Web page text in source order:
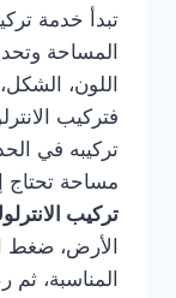
تبدأ خدمة
المساحة
اللون،
فتركيب
تركيبه في
مساحة تحتاج
تركيب
الأرض، ضغط
المناسبة،